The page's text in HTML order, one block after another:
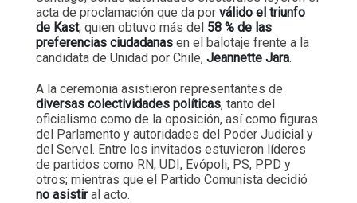
acta de proclamación que da por válido el triunfo
de Kast, quien obtuvo más del 58 % de las
preferencias ciudadanas en el balotaje frente a la
candidata de Unidad por Chile, Jeannette Jara.
A la ceremonia asistieron representantes de
diversas colectividades políticas, tanto del
oficialismo como de la oposición, así como figuras
del Parlamento y autoridades del Poder Judicial y
del Servel. Entre los invitados estuvieron líderes
de partidos como RN, UDI, Evópoli, PS, PPD y
otros; mientras que el Partido Comunista decidió
no asistiral acto.